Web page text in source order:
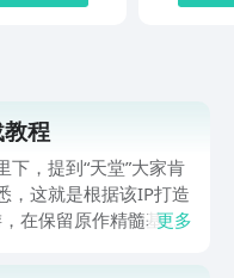
程
下，提到“天堂”大家肯
，这就是根据该IP打造
在保留原作精髓基础
更多